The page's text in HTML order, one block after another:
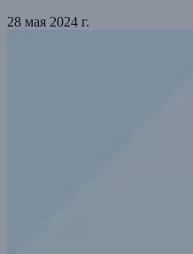
28 мая 2024 г.